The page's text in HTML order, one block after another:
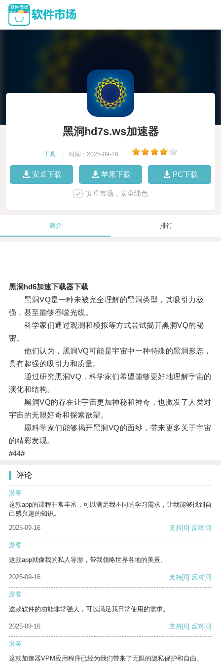
黑洞hd7s.ws加速器
工具 时间：2025-09-16
安卓下载 苹果下载 PC下载
安卓市场，安全绿色
简介 排行
黑洞hd6加速下载器下载
黑洞VQ是一种未被完全理解的黑洞类型，其吸引力极
强，甚至能够吞噬光线。
科学家们通过观测和模拟等方式尝试揭开黑洞VQ的秘
密。
他们认为，黑洞VQ可能是宇宙中一种特殊的黑洞形态，
具有超强的吸引力和质量。
通过研究黑洞VQ，科学家们希望能够更好地理解宇宙的
演化和结构。
黑洞VQ的存在让宇宙更加神秘和神奇，也激发了人类对
宇宙的无限好奇和探索欲望。
愿科学家们能够揭开黑洞VQ的面纱，带来更多关于宇宙
的精彩发现。
#44#
评论
游客
这款app的课程非常丰富，可以满足我不同的学习需求，让我能够找到自
己感兴趣的知识。
2025-09-16
支持[0] 反对[0]
游客
这款app就像我的私人导游，带我领略世界各地的美景。
2025-09-16 支持[0] 反对[0]
游客
这款软件的功能非常强大，可以满足我日常使用的需求。
2025-09-16 支持[0] 反对[0]
游客
这款加速器VPM应用程序已经为我们带来了无限的隐私保护和自由。